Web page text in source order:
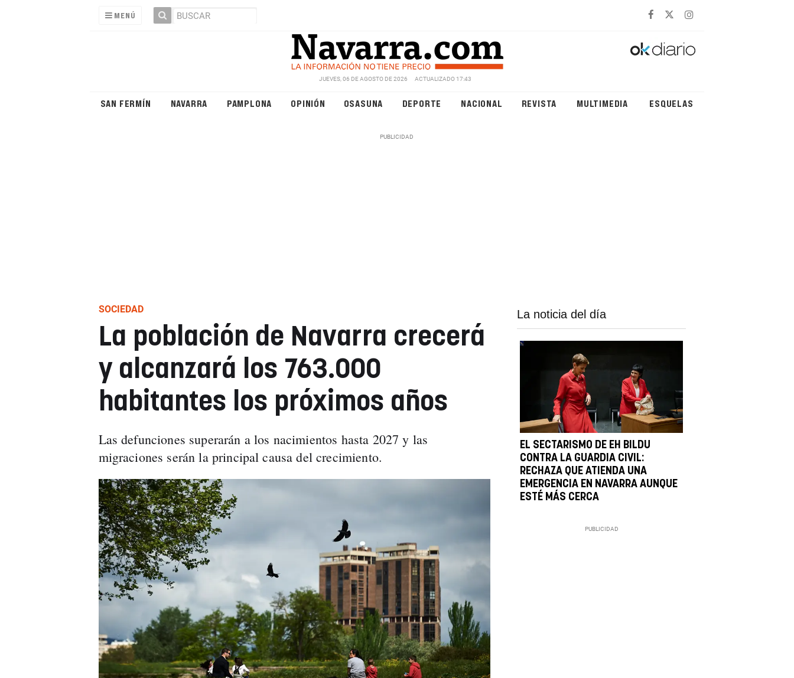
MENÚ
JUEVES, 06 DE AGOSTO DE 2026 ACTUALIZADO 17:43
SAN FERMÍN NAVARRA PAMPLONA OPINIÓN OSASUNA DEPORTE NACIONAL REVISTA MULTIMEDIA ESQUELAS
SOCIEDAD
La población de Navarra crecerá
y alcanzará los 763.000
habitantes los próximos años
Las defunciones superarán a los nacimientos hasta 2027 y las
migraciones serán la principal causa del crecimiento.
La noticia del día
EL SECTARISMO DE EH BILDU
CONTRA LA GUARDIA CIVIL:
RECHAZA QUE ATIENDA UNA
EMERGENCIA EN NAVARRA AUNQUE
ESTÉ MÁS CERCA